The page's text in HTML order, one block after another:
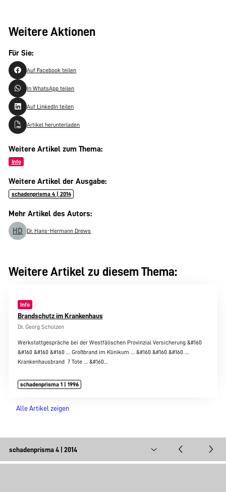
Weitere Aktionen
Für Sie:
Auf Facebook teilen
In WhatsApp teilen
Auf LinkedIn teilen
Artikel herunterladen
Weitere Artikel zum Thema:
Info
Weitere Artikel der Ausgabe:
schadenprisma 4 | 2014
Mehr Artikel des Autors:
HD Dr. Hans-Hermann Drews
Weitere Artikel zu diesem Thema:
Info
Brandschutz im Krankenhaus
Dr. Georg Scholzen
Werkstattgespräche bei der Westfälischen Provinzial Versicherung &#160
&#160 &#160 &#160 … Großbrand im Klinikum … &#160 &#160 &#160 …
Krankenhausbrand  7 Tote … &#160…
schadenprisma 1 | 1996
Alle Artikel zeigen